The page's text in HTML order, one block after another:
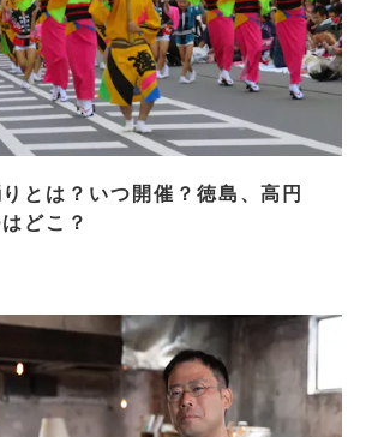
とは？いつ開催？徳島、高円
どこ？